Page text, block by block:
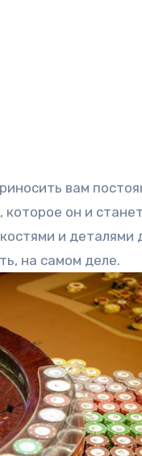
вам
он и
и деталями
на самом деле.